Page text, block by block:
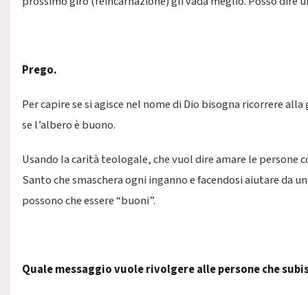
Prego.
Per capire se si agisce nel nome di Dio bisogna ricorrere
se l’albero è buono.
Usando la carità teologale, che vuol dire amare le persone
Santo che smaschera ogni inganno e facendosi aiutare da
possono che essere “buoni”.
Quale messaggio vuole rivolgere alle persone che